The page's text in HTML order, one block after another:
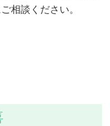
相談ください。